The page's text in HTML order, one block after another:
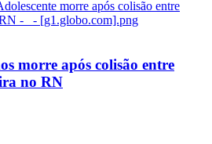
morre após colisão entre
no RN